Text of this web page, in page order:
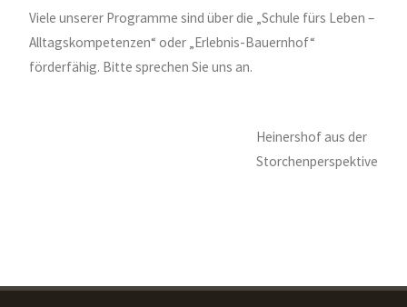
Viele unserer Programme sind über die „Schule fürs Leben –
Alltagskompetenzen“ oder „Erlebnis-Bauernhof“
förderfähig. Bitte sprechen Sie uns an.
Heinershof aus der
Storchenperspektive